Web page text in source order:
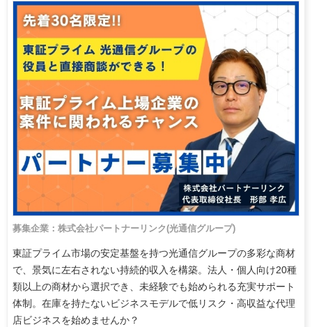
募集企業：株式会社パートナーリンク(光通信グループ)
東証プライム市場の安定基盤を持つ光通信グループの多彩な商材
で、景気に左右されない持続的収入を構築。法人・個人向け20種
類以上の商材から選択でき、未経験でも始められる充実サポート
体制。在庫を持たないビジネスモデルで低リスク・高収益な代理
店ビジネスを始めませんか？